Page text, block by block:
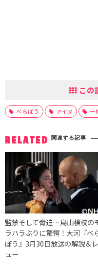
この
べらぼう アイヌ 一
RELATED 関連する記事
監禁そして脅迫…鳥山検校の
ラハラぶりに驚愕！大河『べ
ぼう』3月30日放送の解説＆
ュー